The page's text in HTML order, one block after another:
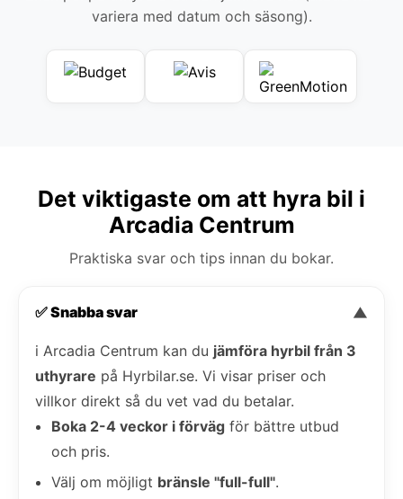
variera med datum och säsong).
Det viktigaste om att hyra bil i
Arcadia Centrum
Praktiska svar och tips innan du bokar.
✅ Snabba svar ▼
i Arcadia Centrum kan du jämföra hyrbil från 3
uthyrare på Hyrbilar.se. Vi visar priser och
villkor direkt så du vet vad du betalar.
Boka 2-4 veckor i förväg för bättre utbud
och pris.
Välj om möjligt bränsle "full-full".